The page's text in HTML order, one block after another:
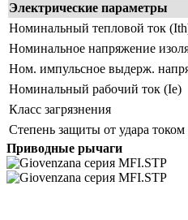
Электрические параметры
Номинальный тепловой ток
Номинальное напряжение
Ном. импульсное выдерж.
Номинальный рабочий ток (Ie)
Класс загрязнения
Степень защиты от удара током
Приводные рычаги